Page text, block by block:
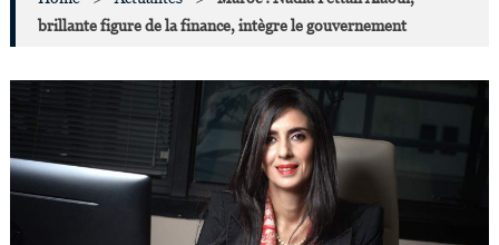
brillante figure de la finance, intègre le gouvernement